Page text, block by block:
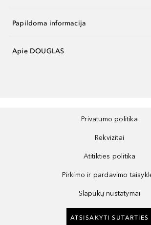
Papildoma informacija
Apie DOUGLAS
Privatumo politika
Rekvizitai
Atitikties politika
Pirkimo ir pardavimo
Slapukų nustatymai
ATSISAKYTI SUTARTIES